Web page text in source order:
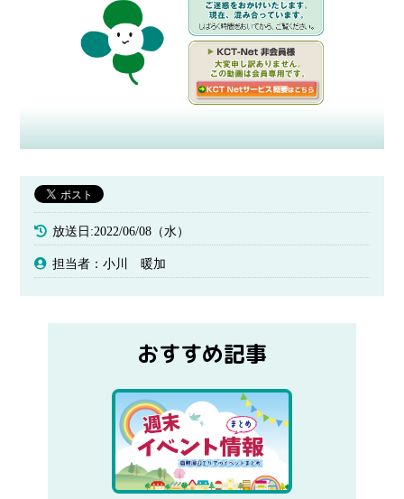
放送日:2022/06/08（水）
担当者：小川 暖加
おすすめ記事